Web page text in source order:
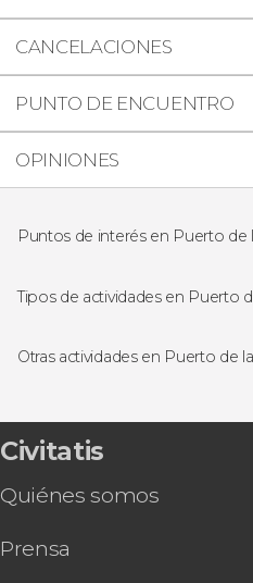
CANCELACIONES
PUNTO DE ENCUENTRO
OPINIONES
Puntos de interés en Puerto de
Tipos de actividades en Puerto
Excursiones de un día
Otras actividades en Puerto de
Tour en buggy por el
Tour astronómico por el
Paseo en goleta con
Entrada al teleférico del
Civitatis
Quiénes somos
Prensa